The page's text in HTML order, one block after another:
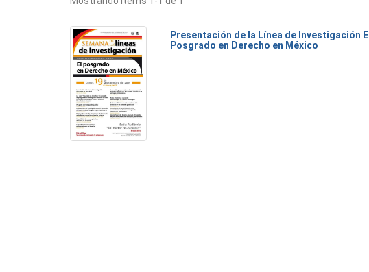
Presentación de la Línea de Investigación El
Posgrado en Derecho en México